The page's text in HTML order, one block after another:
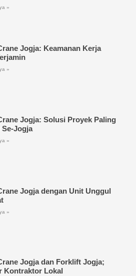
»
Jogja: Keamanan Kerja
»
Jogja: Solusi Proyek Paling
Jogja
»
Jogja dengan Unit Unggul
»
Jogja dan Forklift Jogja;
Kontraktor Lokal